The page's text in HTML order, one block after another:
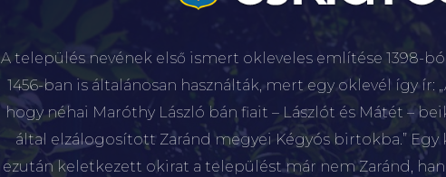
A település nevének első ismert okleveles említése 1398-
1456-ban is általánosan használták, mert egy oklevél így ír:
hogy néhai Maróthy László bán fiait – Lászlót és Mátét –
által elzálogosított Zaránd megyei Kégyós birtokba.” Egy
ezután keletkezett okirat a települést már nem Zaránd,